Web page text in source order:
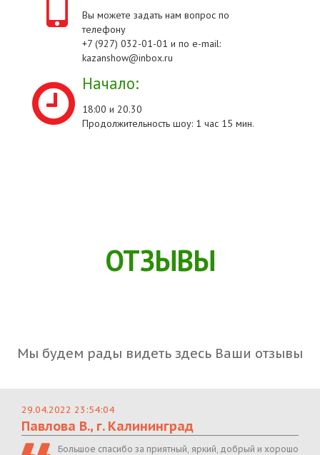
Вы можете задать нам вопрос по
телефону
+7 (927) 032-01-01 и по e-mail:
kazanshow@inbox.ru
Начало:
18:00 и 20.30
Продолжительность шоу: 1 час 15 мин.
ОТЗЫВЫ
Мы будем рады видеть здесь Ваши отзывы
29.04.2022 23:54:04
Павлова В., г. Калининград
Большое спасибо за приятный, яркий, добрый и хорошо